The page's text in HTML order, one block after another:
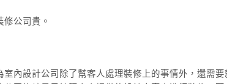
公司貴。
室內設計公司除了幫客人處理裝修上的事情外，還需